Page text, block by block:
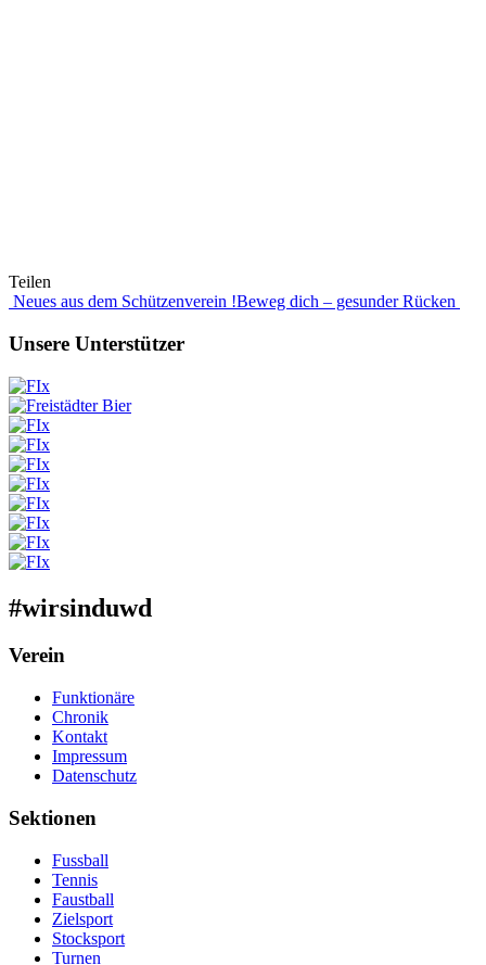
Teilen
Beitragsnavigation
Neues aus dem Schützenverein !Beweg dich – gesunder Rücken
Unsere Unterstützer
#wirsinduwd
Verein
Funktionäre
Chronik
Kontakt
Impressum
Datenschutz
Sektionen
Fussball
Tennis
Faustball
Zielsport
Stocksport
Turnen